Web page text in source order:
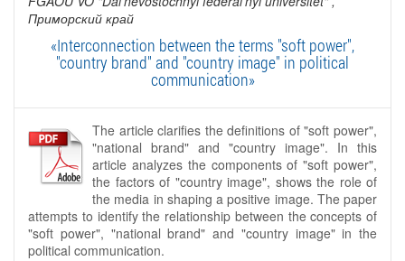
Приморский край
«Interconnection between the terms "soft power",
"country brand" and "country image" in political
communication»
The article clarifies the definitions of "soft power",
"national brand" and "country image". In this
article analyzes the components of "soft power",
the factors of "country image", shows the role of
the media in shaping a positive image. The paper
attempts to identify the relationship between the concepts of
"soft power", "national brand" and "country image" in the
political communication.